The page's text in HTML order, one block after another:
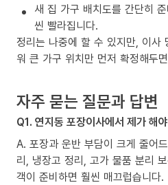
새 집 가구 배치도를 간단히
씬 빨라집니다.
정리는 나중에 할 수 있지만, 이사
워 큰 가구 위치만 먼저 확정해두
자주 묻는 질문과 답변
Q1. 연지동 포장이사에서 제가 해
A. 포장과 운반 부담이 크게 줄어
리, 냉장고 정리, 고가 물품 분리
객이 준비하면 훨씬 매끄럽습니다.